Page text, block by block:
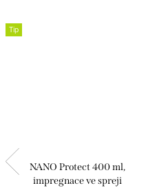
Tip
NANO Protect 400 ml,
impregnace ve spreji